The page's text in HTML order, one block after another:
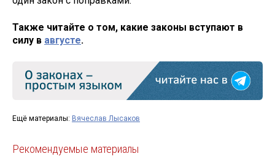
Также читайте о том, какие законы вступают в
силу в августе.
Ещё материалы: Вячеслав Лысаков
Рекомендуемые материалы